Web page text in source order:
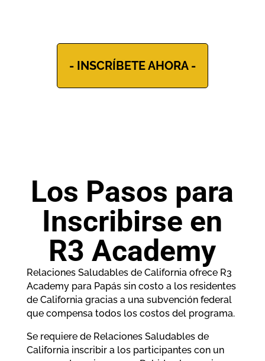
- INSCRÍBETE AHORA -
Los Pasos para
Inscribirse en
R3 Academy
Relaciones Saludables de California ofrece R3
Academy para Papás sin costo a los residentes
de California gracias a una subvención federal
que compensa todos los costos del programa.
Se requiere de Relaciones Saludables de
California inscribir a los participantes con un